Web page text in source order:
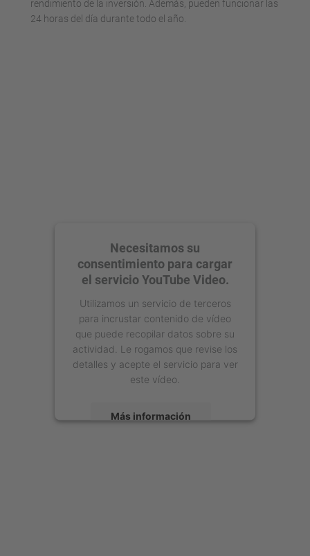
rendimiento de la inversión. Además, pueden funcionar las
24 horas del día durante todo el año.
Necesitamos su
consentimiento para cargar
el servicio YouTube Video.
Utilizamos un servicio de terceros
para incrustar contenido de vídeo
que puede recopilar datos sobre su
actividad. Le rogamos que revise los
detalles y acepte el servicio para ver
este vídeo.
Más información